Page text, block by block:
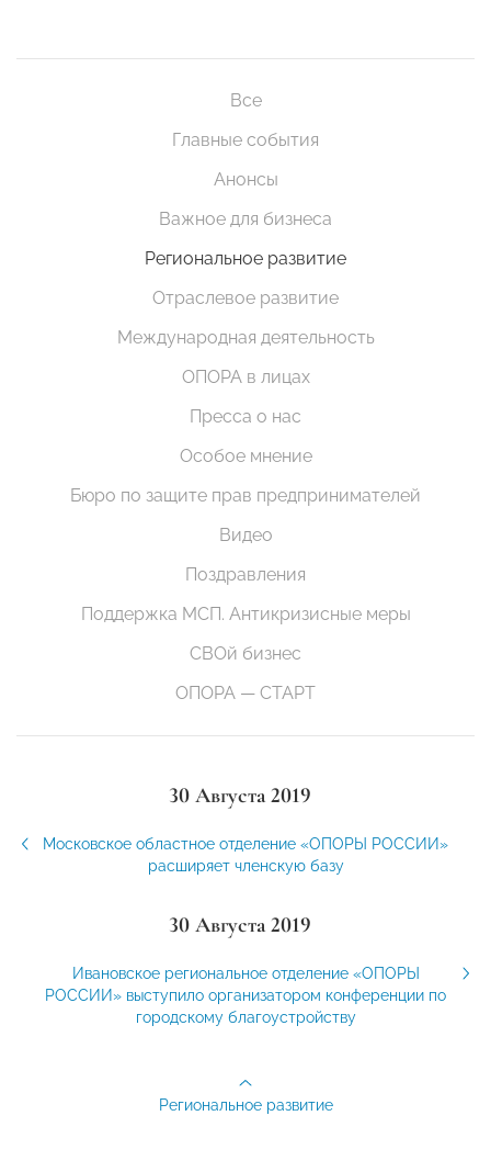
Все
Главные события
Анонсы
Важное для бизнеса
Региональное развитие
Отраслевое развитие
Международная деятельность
ОПОРА в лицах
Пресса о нас
Особое мнение
Бюро по защите прав предпринимателей
Видео
Поздравления
Поддержка МСП. Антикризисные меры
СВОй бизнес
ОПОРА — СТАРТ
30 Августа 2019
Московское областное отделение «ОПОРЫ РОССИИ»
расширяет членскую базу
30 Августа 2019
Ивановское региональное отделение «ОПОРЫ
РОССИИ» выступило организатором конференции по
городскому благоустройству
Региональное развитие